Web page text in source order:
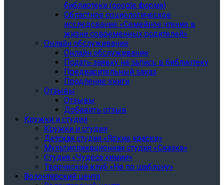
библиотеки (google форма)
Областное социологическое
исследование «Семейное чтение в
жизни современных родителей»
Онлайн обслуживание
Онлайн обслуживание
Подать заявку на запись в библиотеку
Предварительный заказ
Продление книги
Отзывы
Отзывы
Добавить отзыв
Кружки и студии
Кружки и студии
Детская студия «Яркие краски»
Мультипликационная студия «Сказка»
Студия «Чудеса химии»
Творческий клуб «Не по шаблону»
Волонтерский центр